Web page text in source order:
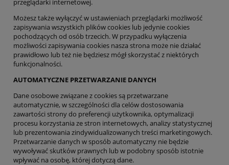
przeglądarki internetowej.
Możesz także wyłączyć w ustawieniach przeglądarki możliwość
zapisywania wszystkich plików cookies lub jedynie cookies
pochodzących od osób trzecich. W przypadku wyłączenia
możliwości zapisywania cookies nasza strona może nie działać
prawidłowo lub też nie będziesz mógł skorzystać z niektórych
funkcjonalności.
AUTOMATYCZNE PRZETWARZANIE DANYCH
Dane osobowe związane z cookies są przetwarzane
automatycznie, w szczególności dla celów dostosowania
zawartości strony do preferencji użytkownika, optymalizacji
procesu korzystania ze stron internetowych, analizy statystycznej
lub prezentowania zindywidualizowanych treści marketingowych.
Przetwarzanie danych w sposób automatyczny nie będzie
wywoływać skutków prawnych lub w podobny sposób istotnie
wpływać na osobę, której dotyczą dane.